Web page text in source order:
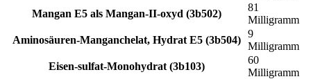
Mangan E5 als Mangan-II-oxyd (3b502)
81
Milligramm
Aminosäuren-Manganchelat, Hydrat E5 (3b504)
9
Milligramm
Eisen-sulfat-Monohydrat (3b103)
60
Milligramm